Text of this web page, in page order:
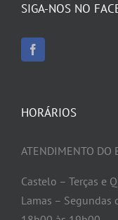
SIGA-NOS NO
HORÁRIOS
ATENDIMENTO DO
Castelo – Terças e
Lamas – Segundas